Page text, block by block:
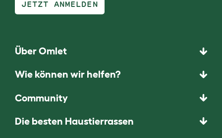
JETZT ANMELDEN
Über Omlet
Wie können wir helfen?
Community
Die besten Haustierrassen